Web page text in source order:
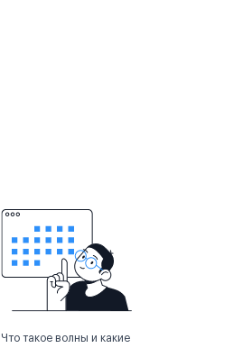
Что такое волны и какие